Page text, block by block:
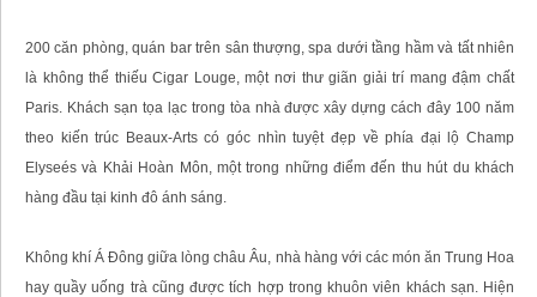
200 căn phòng, quán bar trên sân thượng, spa dưới tầng hầm và tất nhiên
là không thể thiếu Cigar Louge, một nơi thư giãn giải trí mang đậm chất
Paris. Khách sạn tọa lạc trong tòa nhà được xây dựng cách đây 100 năm
theo kiến trúc Beaux-Arts có góc nhìn tuyệt đẹp về phía đại lộ Champ
Elyseés và Khải Hoàn Môn, một trong những điểm đến thu hút du khách
hàng đầu tại kinh đô ánh sáng.
Không khí Á Đông giữa lòng châu Âu, nhà hàng với các món ăn Trung Hoa
hay quầy uống trà cũng được tích hợp trong khuôn viên khách sạn. Hiện